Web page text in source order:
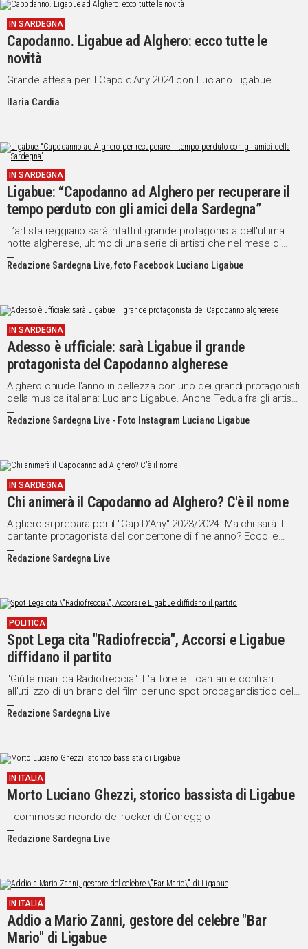
WHATSAPP
Social
IN SARDEGNA
Capodanno. Ligabue ad Alghero: ecco tutte le
novità
Grande attesa per il Capo d'Any 2024 con Luciano Ligabue
Ilaria Cardia
IN SARDEGNA
Ligabue: “Capodanno ad Alghero per recuperare il
tempo perduto con gli amici della Sardegna”
L’artista reggiano sarà infatti il grande protagonista dell'ultima
notte algherese, ultimo di una serie di artisti che nel mese di
dicembre animeranno la città del corallo
Redazione Sardegna Live, foto Facebook Luciano Ligabue
IN SARDEGNA
Adesso è ufficiale: sarà Ligabue il grande
protagonista del Capodanno algherese
Alghero chiude l'anno in bellezza con uno dei grandi protagonisti
della musica italiana: Luciano Ligabue. Anche Tedua fra gli artisti
che animeranno le ultime giornate prima del Cap d'Any
Redazione Sardegna Live - Foto Instagram Luciano Ligabue
IN SARDEGNA
Chi animerà il Capodanno ad Alghero? C'è il nome
Alghero si prepara per il "Cap D’Any" 2023/2024. Ma chi sarà il
cantante protagonista del concertone di fine anno? Ecco le
prime indiscrezioni
Redazione Sardegna Live
POLITICA
Spot Lega cita "Radiofreccia", Accorsi e Ligabue
diffidano il partito
"Giù le mani da Radiofreccia". L'attore e il cantante contrari
all'utilizzo di un brano del film per uno spot propagandistico del
partito
Redazione Sardegna Live
IN ITALIA
Morto Luciano Ghezzi, storico bassista di Ligabue
Il commosso ricordo del rocker di Correggio
Redazione Sardegna Live
IN ITALIA
Addio a Mario Zanni, gestore del celebre "Bar
Mario" di Ligabue